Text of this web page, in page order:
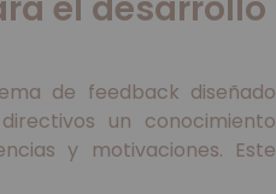
de feedback diseñado
un conocimiento
y motivaciones. Este